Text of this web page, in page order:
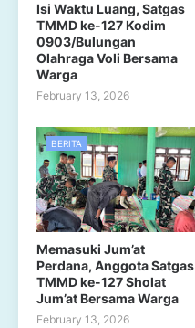
Isi Waktu Luang, Satgas
TMMD ke-127 Kodim
0903/Bulungan
Olahraga Voli Bersama
Warga
February 13, 2026
BERITA
Memasuki Jum’at
Perdana, Anggota Satgas
TMMD ke-127 Sholat
Jum’at Bersama Warga
February 13, 2026